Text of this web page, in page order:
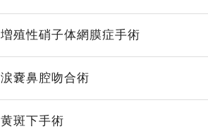
増殖性硝子体網膜症手術
涙嚢鼻腔吻合術
黄斑下手術